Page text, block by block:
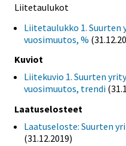
Liitetaulukot
Liitetaulukko 1.
vuosimuutos, %
Kuviot
Liitekuvio 1. Suurten
vuosimuutos, trendi
Laatuselosteet
Laatuseloste: Suurten
(31.12.2019)